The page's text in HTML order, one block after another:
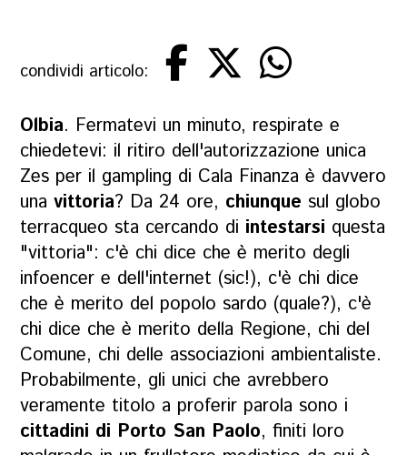
condividi articolo:
Olbia. Fermatevi un minuto, respirate e
chiedetevi: il ritiro dell'autorizzazione unica
Zes per il gampling di Cala Finanza è davvero
unavittoria? Da 24 ore, chiunque sul globo
terracqueo sta cercando di intestarsi questa
"vittoria": c'è chi dice che è merito degli
infoencer e dell'internet (sic!), c'è chi dice
che è merito del popolo sardo (quale?), c'è
chi dice che è merito della Regione, chi del
Comune, chi delle associazioni ambientaliste.
Probabilmente, gli unici che avrebbero
veramente titolo a proferir parola sono i
cittadini di Porto San Paolo, finiti loro